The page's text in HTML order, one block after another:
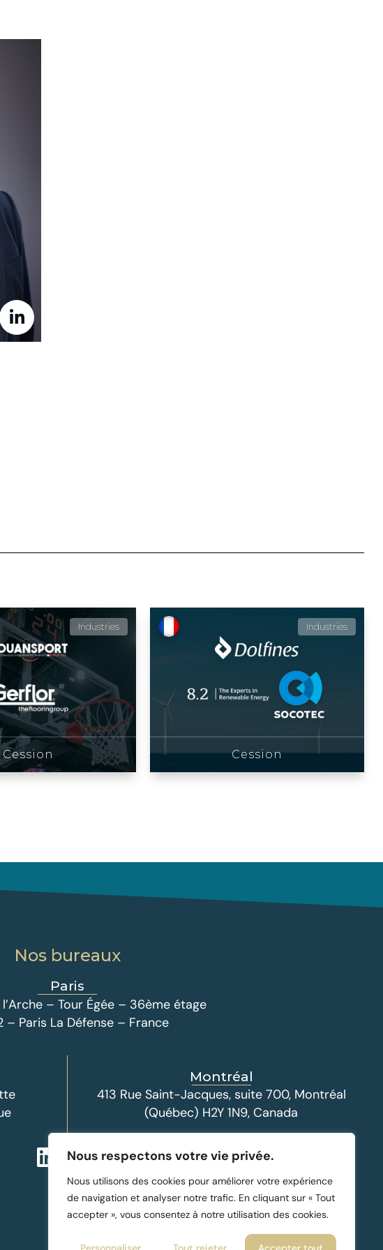
Nous respectons votre vie privée.
Nous utilisons des cookies pour améliorer votre expérience
de navigation et analyser notre trafic. En cliquant sur « Tout
accepter », vous consentez à notre utilisation des cookies.
Industries
Cession
Industries
Cession
Nos bureaux
Paris
l’Arche – Tour Égée – 36ème étage
– Paris La Défense – France
Montréal
413 Rue Saint-Jacques, suite 700, Montréal
(Québec) H2Y 1N9, Canada